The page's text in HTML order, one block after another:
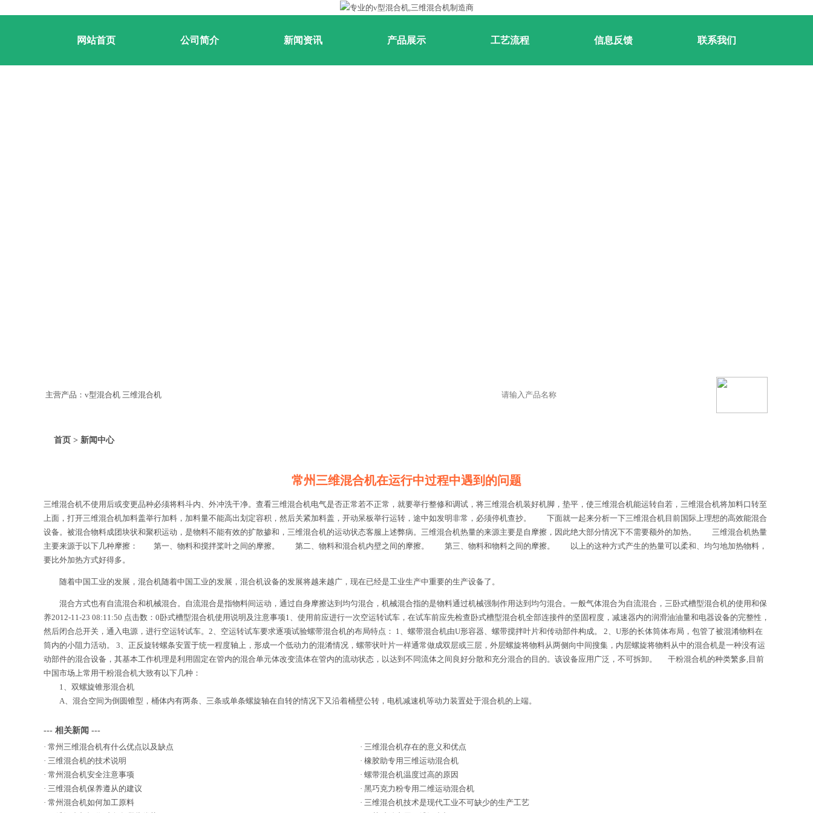
网站首页 公司简介 新闻资讯 产品展示 工艺流程 信息反馈 联系我们
主营产品：v型混合机 三维混合机
首页 > 新闻中心
常州三维混合机在运行中过程中遇到的问题
三维混合机不使用后或变更品种必须将料斗内、外冲洗干净。查看三维混合机电气是否正常若不正常，就要举行整修和调试，将三维混合机装好机脚，垫平，使三维混合机能运转自若，三维混合机将加料口转至
上面，打开三维混合机加料盖举行加料，加料量不能高出划定容积，然后关紧加料盖，开动呆板举行运转，途中如发明非常，必须停机查抄。 下面就一起来分析一下三维混合机目前国际上理想的高效能混合
设备。被混合物料成团块状和聚积运动，是物料不能有效的扩散掺和，三维混合机的运动状态客服上述弊病。三维混合机热量的来源主要是自摩擦，因此绝大部分情况下不需要额外的加热。 三维混合机热量
主要来源于以下几种摩擦： 第一、物料和搅拌桨叶之间的摩擦。 第二、物料和混合机内壁之间的摩擦。 第三、物料和物料之间的摩擦。 以上的这种方式产生的热量可以柔和、均匀地加热物料，
要比外加热方式好得多。
随着中国工业的发展，混合机随着中国工业的发展，混合机设备的发展将越来越广，现在已经是工业生产中重要的生产设备了。
混合方式也有自流混合和机械混合。自流混合是指物料间运动，通过自身摩擦达到均匀混合，机械混合指的是物料通过机械强制作用达到均匀混合。一般气体混合为自流混合，三卧式槽型混合机的使用和保
养2012-11-23 08:11:50 点击数：0卧式槽型混合机使用说明及注意事项1、使用前应进行一次空运转试车，在试车前应先检查卧式槽型混合机全部连接件的坚固程度，减速器内的润滑油油量和电器设备的完整性，
然后闭合总开关，通入电源，进行空运转试车。2、空运转试车要求逐项试验螺带混合机的布局特点： 1、螺带混合机由U形容器、螺带搅拌叶片和传动部件构成。 2、U形的长体筒体布局，包管了被混淆物料在
筒内的小阻力活动。 3、正反旋转螺条安置于统一程度轴上，形成一个低动力的混淆情况，螺带状叶片一样通常做成双层或三层，外层螺旋将物料从两侧向中间搜集，内层螺旋将物料从中的混合机是一种没有运
动部件的混合设备，其基本工作机理是利用固定在管内的混合单元体改变流体在管内的流动状态，以达到不同流体之间良好分散和充分混合的目的。该设备应用广泛，不可拆卸。 干粉混合机的种类繁多,目前
中国市场上常用干粉混合机大致有以下几种：
1、双螺旋锥形混合机
A、混合空间为倒圆锥型，桶体内有两条、三条或单条螺旋轴在自转的情况下又沿着桶壁公转，电机减速机等动力装置处于混合机的上端。
--- 相关新闻 ---
· 常州三维混合机有什么优点以及缺点 · 三维混合机存在的意义和优点
· 三维混合机的技术说明 · 橡胶助专用三维运动混合机
· 常州混合机安全注意事项 · 螺带混合机温度过高的原因
· 三维混合机保养遵从的建议 · 黑巧克力粉专用二维运动混合机
· 常州混合机如何加工原料 · 三维混合机技术是现代工业不可缺少的生产工艺